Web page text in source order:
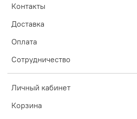
Контакты
Доставка
Оплата
Сотрудничество
Личный кабинет
Корзина